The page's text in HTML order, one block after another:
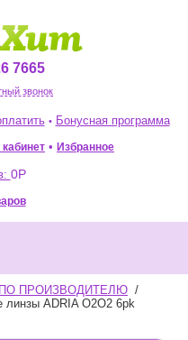
7665
звонок
• Бонусная программа
• Избранное
0Р
ПО ПРОИЗВОДИТЕЛЮ /
линзы ADRIA O2O2 6pk